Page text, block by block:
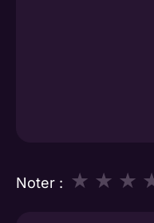
Noter : ★
★
★